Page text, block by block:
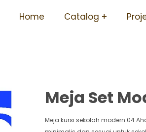
Home Catalog
Berkualitas
Meja Set
Meja kursi sekolah modern 04